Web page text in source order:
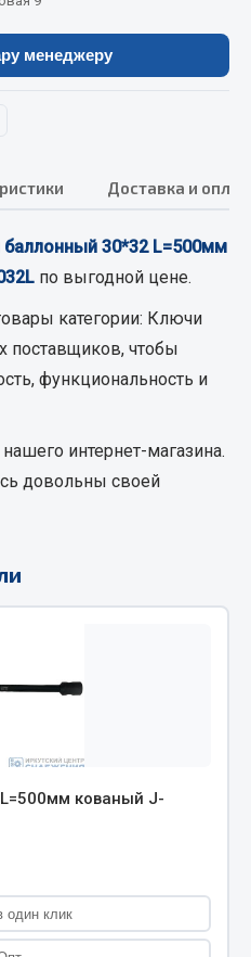
ещё
менеджеру
Доставка и
30*32 L=500мм
по выгодной цене.
категории: Ключи
поставщиков, чтобы
функциональность и
интернет-магазина.
довольны своей
кованый J-
один клик